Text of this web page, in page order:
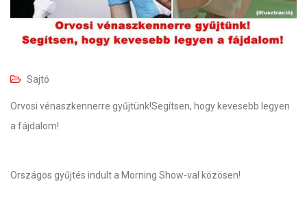
Sajtó
Orvosi vénaszkennerre gyűjtünk!Segítsen, hogy kevesebb legyen
a fájdalom!
Országos gyűjtés indult a Morning Show-val közösen!